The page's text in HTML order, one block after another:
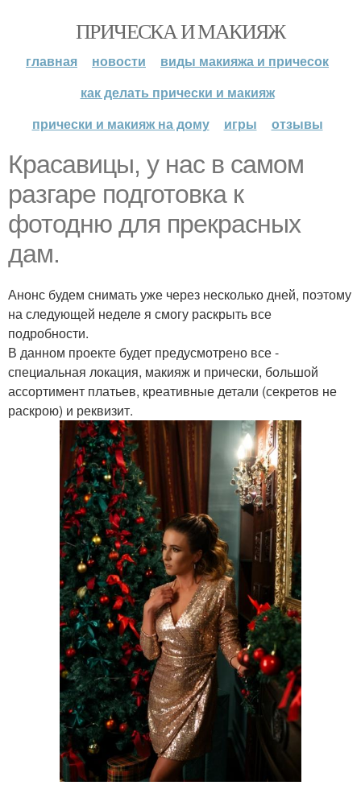
ПРИЧЕСКА И МАКИЯЖ
главная новости
виды макияжа и причесок
как делать прически и макияж
прически и макияж на дому
игры отзывы
Красавицы, у нас в самом
разгаре подготовка к
фотодню для прекрасных
дам.
Анонс будем снимать уже через несколько дней, поэтому
на следующей неделе я смогу раскрыть все
подробности.
В данном проекте будет предусмотрено все -
специальная локация, макияж и прически, большой
ассортимент платьев, креативные детали (секретов не
раскрою) и реквизит.